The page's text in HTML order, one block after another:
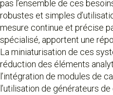
pas l’ensemble de ces
robustes et simples
mesure continue et précise
spécialisé, apportent une
La miniaturisation de ces
réduction des éléments
l’intégration de modules de
l’utilisation de générateurs